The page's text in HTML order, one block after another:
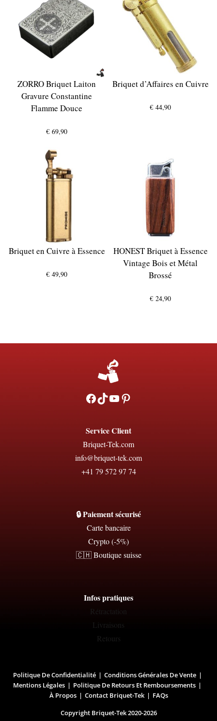
ZORRO Briquet Laiton
Gravure Constantine
Flamme Douce
€ 69,90
Briquet d’Affaires en Cuivre
€ 44,90
Briquet en Cuivre à Essence
€ 49,90
HONEST Briquet à Essence
Vintage Bois et Métal
Brossé
€ 24,90
Facebook
TikTokYouTubePinterest
Service Client
Briquet-Tek.com
info@briquet-tek.com
+41 79 572 97 74
🔒 Paiement sécurisé
Carte bancaire
Crypto (-5%)
🇨🇭 Boutique suisse
Infos pratiques
Rétractation
Livraisons
Retours
Politique De Confidentialité
Conditions Générales De Vente
Mentions Légales
Politique De Retours Et Remboursements
À Propos
Contact Briquet-Tek
FAQs
Copyright Briquet-Tek 2020-2026